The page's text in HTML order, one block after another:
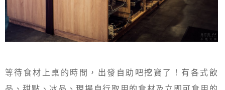
等待食材上桌的時間，出發自助吧挖寶了！有各式飲